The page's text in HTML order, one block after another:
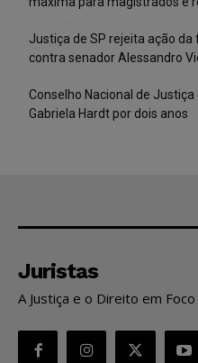
Justiça de SP rejeita ação
contra senador Alessandro
Conselho Nacional de
Gabriela Hardt por dois anos
Juristas
A Justiça e o Direito em Foco